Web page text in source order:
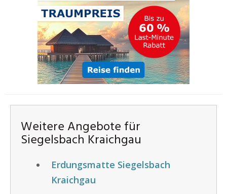
Weitere Angebote für
Siegelsbach Kraichgau
Erdungsmatte Siegelsbach
Kraichgau